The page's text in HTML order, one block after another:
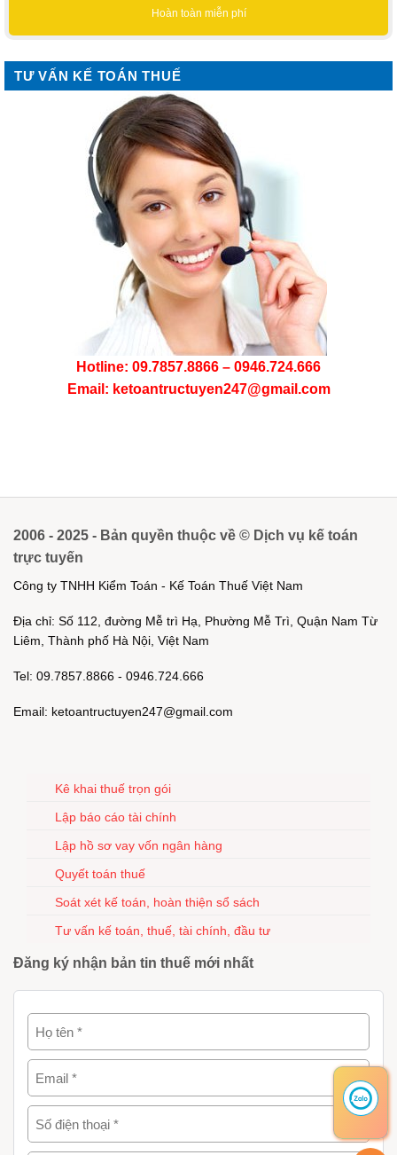
Hoàn toàn miễn phí
TƯ VẤN KẾ TOÁN THUẾ
Hotline: 09.7857.8866 – 0946.724.666
Email: ketoantructuyen247@gmail.com
2006 - 2025 - Bản quyền thuộc về © Dịch vụ kế toán
trực tuyến
Công ty TNHH Kiểm Toán - Kế Toán Thuế Việt Nam
Địa chỉ: Số 112, đường Mễ trì Hạ, Phường Mễ Trì, Quận Nam Từ
Liêm, Thành phố Hà Nội, Việt Nam
Tel: 09.7857.8866 - 0946.724.666
Email: ketoantructuyen247@gmail.com
Kê khai thuế trọn gói
Lập báo cáo tài chính
Lập hồ sơ vay vốn ngân hàng
Quyết toán thuế
Soát xét kế toán, hoàn thiện sổ sách
Tư vấn kế toán, thuế, tài chính, đầu tư
Đăng ký nhận bản tin thuế mới nhất